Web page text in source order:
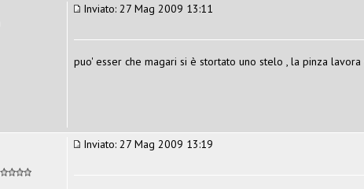
Inviato: 27 Mag 2009 13:11
puo' esser che magari si è stortato uno stelo , la pinza
Inviato: 27 Mag 2009 13:19